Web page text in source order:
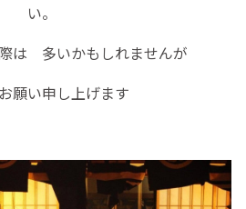
い。
は 多いかもしれませんが
願い申し上げます